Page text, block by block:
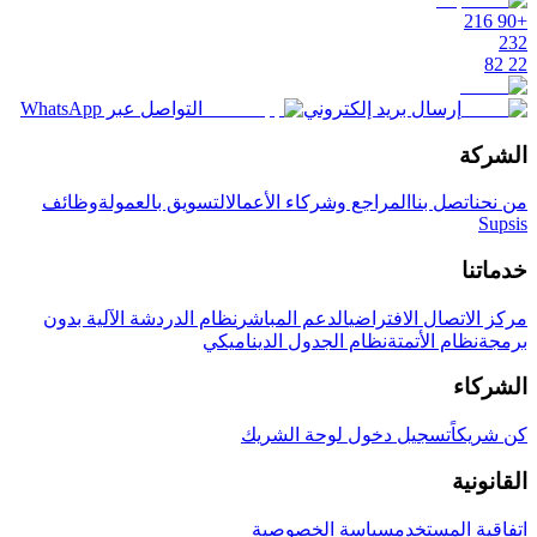
+90 216
232
22 82
إرسال بريد إلكتروني التواصل عبر WhatsApp
الشركة
من نحناتصل بنا المراجع وشركاء الأعمالالتسويق بالعمولةوظائف
Supsis
خدماتنا
مركز الاتصال الافتراضيالدعم المباشر نظام الدردشة الآلية بدون
برمجةنظام الأتمتةنظام الجدول الديناميكي
الشركاء
كن شريكاًتسجيل دخول لوحة الشريك
القانونية
اتفاقية المستخدمسياسة الخصوصية